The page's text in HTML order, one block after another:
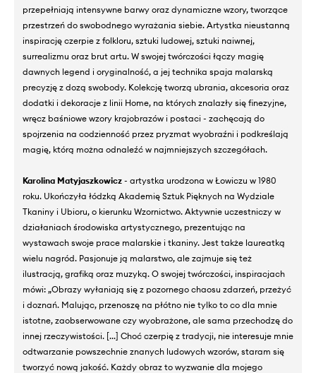
przepełniają intensywne barwy oraz dynamiczne wzory, tworzące
przestrzeń do swobodnego wyrażania siebie. Artystka nieustanną
inspirację czerpie z folkloru, sztuki ludowej, sztuki naiwnej,
surrealizmu oraz brut artu. W swojej twórczości łączy magię
dawnych legend i oryginalność, a jej technika spaja malarską
precyzję z dozą swobody. Kolekcję tworzą ubrania, akcesoria oraz
dodatki i dekoracje z linii Home, na których znalazły się finezyjne,
wręcz baśniowe wzory krajobrazów i postaci - zachęcają do
spojrzenia na codzienność przez pryzmat wyobraźni i podkreślają
magię, którą można odnaleźć w najmniejszych szczegółach.
Karolina Matyjaszkowicz - artystka urodzona w Łowiczu w 1980
roku. Ukończyła łódzką Akademię Sztuk Pięknych na Wydziale
Tkaniny i Ubioru, o kierunku Wzornictwo. Aktywnie uczestniczy w
działaniach środowiska artystycznego, prezentując na
wystawach swoje prace malarskie i tkaniny. Jest także laureatką
wielu nagród. Pasjonuje ją malarstwo, ale zajmuje się też
ilustracją, grafiką oraz muzyką. O swojej twórczości, inspiracjach
mówi: „Obrazy wyłaniają się z pozornego chaosu zdarzeń, przeżyć
i doznań. Malując, przenoszę na płótno nie tylko to co dla mnie
istotne, zaobserwowane czy wyobrażone, ale sama przechodzę do
innej rzeczywistości. [...] Choć czerpię z tradycji, nie interesuje mnie
odtwarzanie powszechnie znanych ludowych wzorów, staram się
tworzyć nową jakość. Każdy obraz to wyzwanie dla mojego